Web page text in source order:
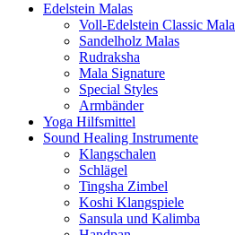
Edelstein Malas
Voll-Edelstein Classic Mala
Sandelholz Malas
Rudraksha
Mala Signature
Special Styles
Armbänder
Yoga Hilfsmittel
Sound Healing Instrumente
Klangschalen
Schlägel
Tingsha Zimbel
Koshi Klangspiele
Sansula und Kalimba